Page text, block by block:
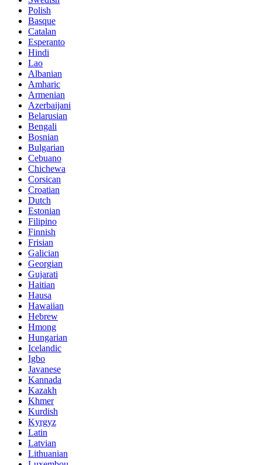
Polish
Basque
Catalan
Esperanto
Hindi
Lao
Albanian
Amharic
Armenian
Azerbaijani
Belarusian
Bengali
Bosnian
Bulgarian
Cebuano
Chichewa
Corsican
Croatian
Dutch
Estonian
Filipino
Finnish
Frisian
Galician
Georgian
Gujarati
Haitian
Hausa
Hawaiian
Hebrew
Hmong
Hungarian
Icelandic
Igbo
Javanese
Kannada
Kazakh
Khmer
Kurdish
Kyrgyz
Latin
Latvian
Lithuanian